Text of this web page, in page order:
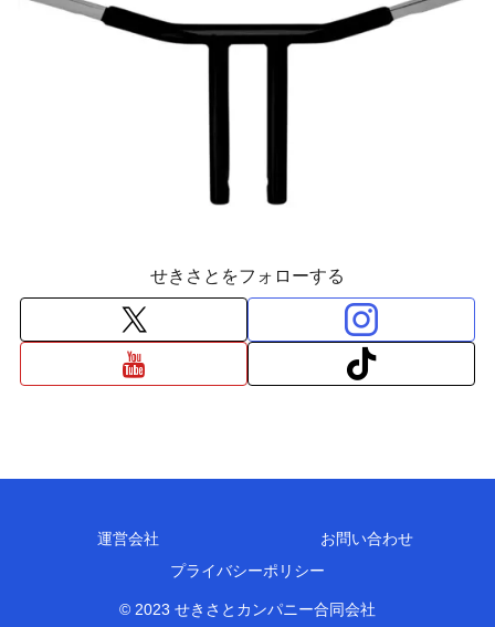
せきさとをフォローする
運営会社
お問い合わせ
プライバシーポリシー
© 2023 せきさとカンパニー合同会社